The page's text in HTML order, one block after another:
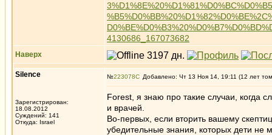
4130686_167073682
Наверх
Silence
Зарегистрирован:
18.08.2012
Суждений: 141
Откуда: Israel
№223078 Добавлено: Чт 13 Ноя 14, 19:11 (12 лет
Forest, я знаю про такие случаи, когда
и врачей.
Во-первых, если вторить вашему
убедительные знания, которых дети не